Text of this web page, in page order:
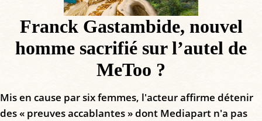
Franck Gastambide, nouvel
homme sacrifié sur l’autel de
MeToo ?
Mis en cause par six femmes, l'acteur affirme détenir
des « preuves accablantes » dont Mediapart n'a pas